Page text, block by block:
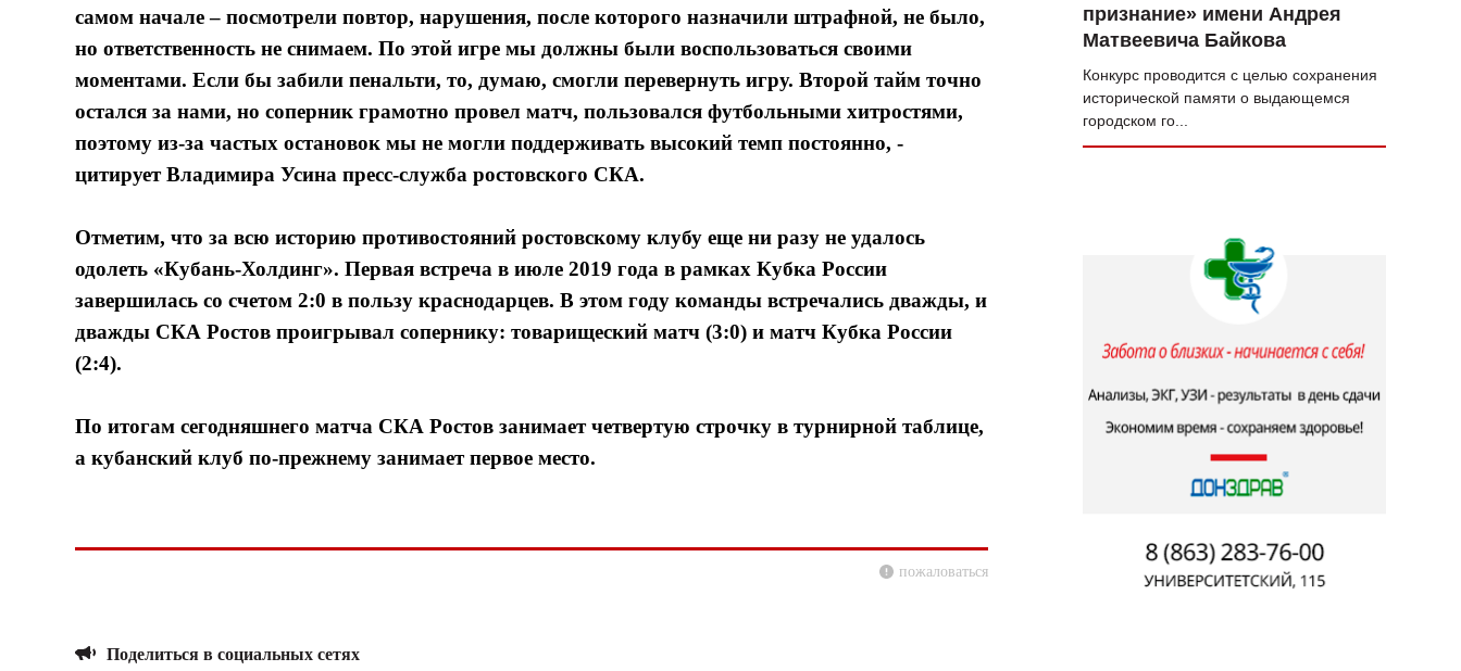
самом начале – посмотрели повтор, нарушения, после которого назначили штрафной, не было,
но ответственность не снимаем. По этой игре мы должны были воспользоваться своими
моментами. Если бы забили пенальти, то, думаю, смогли перевернуть игру. Второй тайм точно
остался за нами, но соперник грамотно провел матч, пользовался футбольными хитростями,
поэтому из-за частых остановок мы не могли поддерживать высокий темп постоянно, -
цитирует Владимира Усина пресс-служба ростовского СКА.
Отметим, что за всю историю противостояний ростовскому клубу еще ни разу не удалось
одолеть «Кубань-Холдинг». Первая встреча в июле 2019 года в рамках Кубка России
завершилась со счетом 2:0 в пользу краснодарцев. В этом году команды встречались дважды, и
дважды СКА Ростов проигрывал сопернику: товарищеский матч (3:0) и матч Кубка России
(2:4).
По итогам сегодняшнего матча СКА Ростов занимает четвертую строчку в турнирной таблице,
а кубанский клуб по-прежнему занимает первое место.
пожаловаться
Поделиться в социальных сетях
признание» имени Андрея
Матвеевича Байкова
Конкурс проводится с целью сохранения
исторической памяти о выдающемся
городском го...